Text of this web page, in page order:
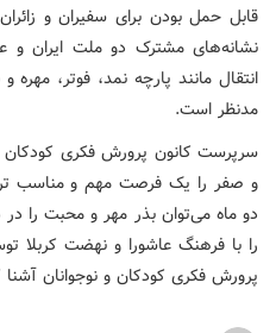
قابل حمل بودن برای سفیران و
نشانه‌های مشترک دو ملت ایران و
انتقال مانند پارچه نمد، فوتر،
مدنظر است.
سرپرست کانون پرورش فکری کودکان
و صفر را یک فرصت مهم و مناسب
دو ماه می‌توان بذر مهر و محبت را
را با فرهنگ عاشورا و نهضت کربلا
پرورش فکری کودکان و نوجوانان آشنا